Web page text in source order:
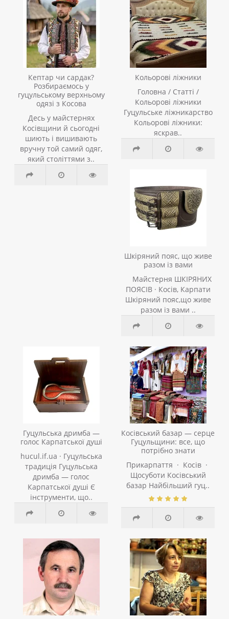
Кептар чи сардак?
Розбираємось у
гуцульському верхньому
одязі з Косова
Десь у майстернях
Косівщини й сьогодні
шиють і вишивають
вручну той самий одяг,
який століттями з..
Кольорові ліжники
Головна / Статті /
Кольорові ліжники
Гуцульське ліжникарство
Кольорові ліжники:
яскрав..
Шкіряний пояс, що живе
разом із вами
Майстерня ШКІРЯНИХ
ПОЯСІВ · Косів, Карпати
Шкіряний пояс,що живе
разом із вами ..
Гуцульська дримба —
голос Карпатської душі
hucul.if.ua · Гуцульська
традиція Гуцульська
дримба — голос
Карпатської душі Є
інструменти, що..
Косівський базар — серце
Гуцульщини: все, що
потрібно знати
Прикарпаття · Косів ·
Щосуботи Косівський
базар Найбільший гуц..